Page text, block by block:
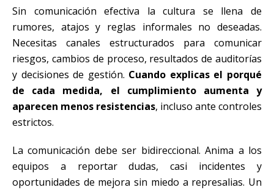
Sin comunicación efectiva la cultura se llena de
rumores, atajos y reglas informales no deseadas.
Necesitas canales estructurados para comunicar
riesgos, cambios de proceso, resultados de auditorías
y decisiones de gestión. Cuando explicas el porqué
de cada medida, el cumplimiento aumenta y
aparecen menos resistencias, incluso ante controles
estrictos.
La comunicación debe ser bidireccional. Anima a los
equipos a reportar dudas, casi incidentes y
oportunidades de mejora sin miedo a represalias. Un